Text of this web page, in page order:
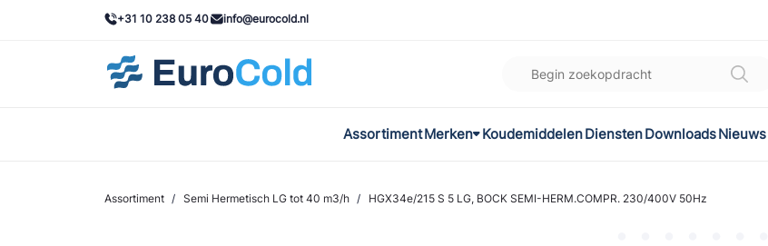
+31 10 238 05 40 info@eurocold.nl
AssortimentMerken
Castel
KoudemiddelenDienstenDownloadsNieuws
Assortiment / Semi Hermetisch LG tot 40 m3/h / HGX34e/215 S 5 LG, BOCK SEMI-HERM.COMPR. 230/400V 50Hz